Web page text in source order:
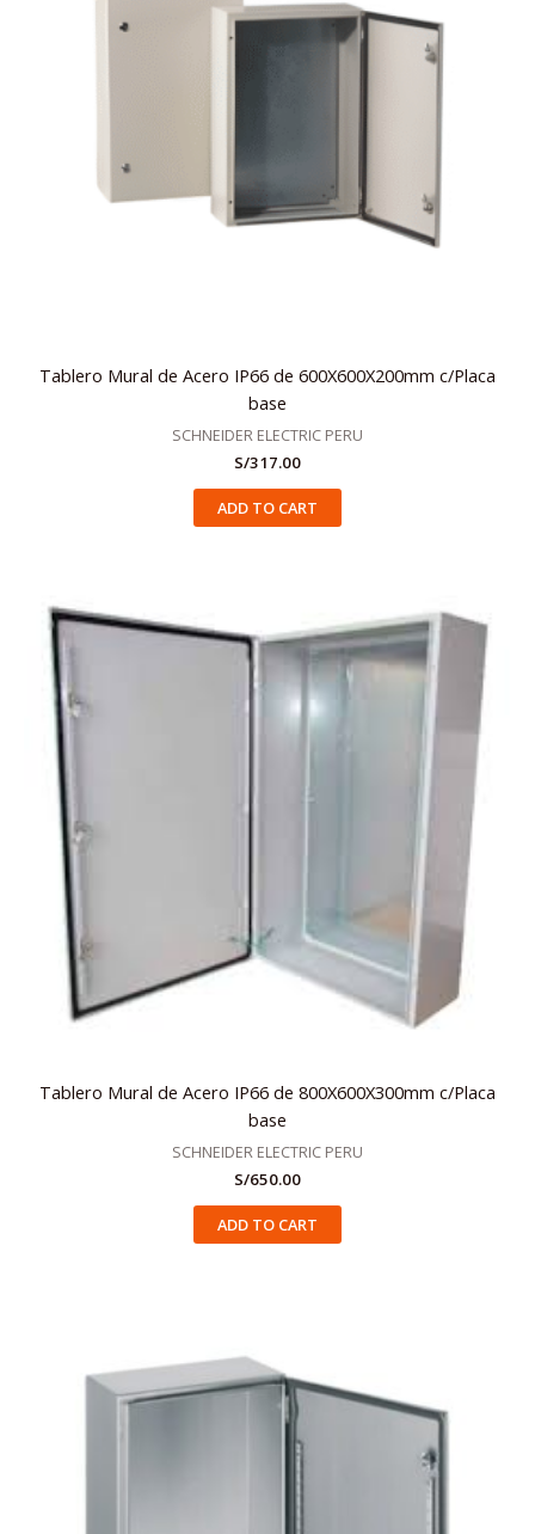
Tablero Mural de Acero IP66 de 600X600X200mm c/Placa
base
SCHNEIDER ELECTRIC PERU
S/317.00
ADD TO CART
Tablero Mural de Acero IP66 de 800X600X300mm c/Placa
base
SCHNEIDER ELECTRIC PERU
S/650.00
ADD TO CART